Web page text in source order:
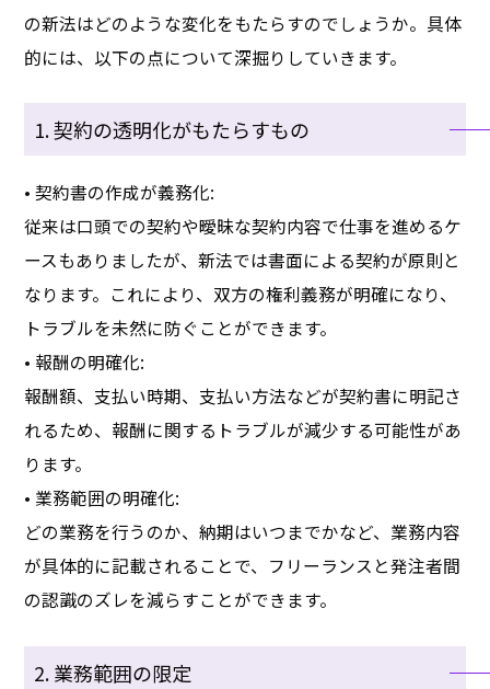
の新法はどのような変化をもたらすのでしょうか。具体
的には、以下の点について深掘りしていきます。
1. 契約の透明化がもたらすもの
• 契約書の作成が義務化:
従来は口頭での契約や曖昧な契約内容で仕事を進めるケ
ースもありましたが、新法では書面による契約が原則と
なります。これにより、双方の権利義務が明確になり、
トラブルを未然に防ぐことができます。
• 報酬の明確化:
報酬額、支払い時期、支払い方法などが契約書に明記さ
れるため、報酬に関するトラブルが減少する可能性があ
ります。
• 業務範囲の明確化:
どの業務を行うのか、納期はいつまでかなど、業務内容
が具体的に記載されることで、フリーランスと発注者間
の認識のズレを減らすことができます。
2. 業務範囲の限定